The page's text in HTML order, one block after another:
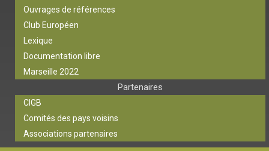
Ouvrages de références
Club Européen
Lexique
Documentation libre
Marseille 2022
Partenaires
CIGB
Comités des pays voisins
Associations partenaires